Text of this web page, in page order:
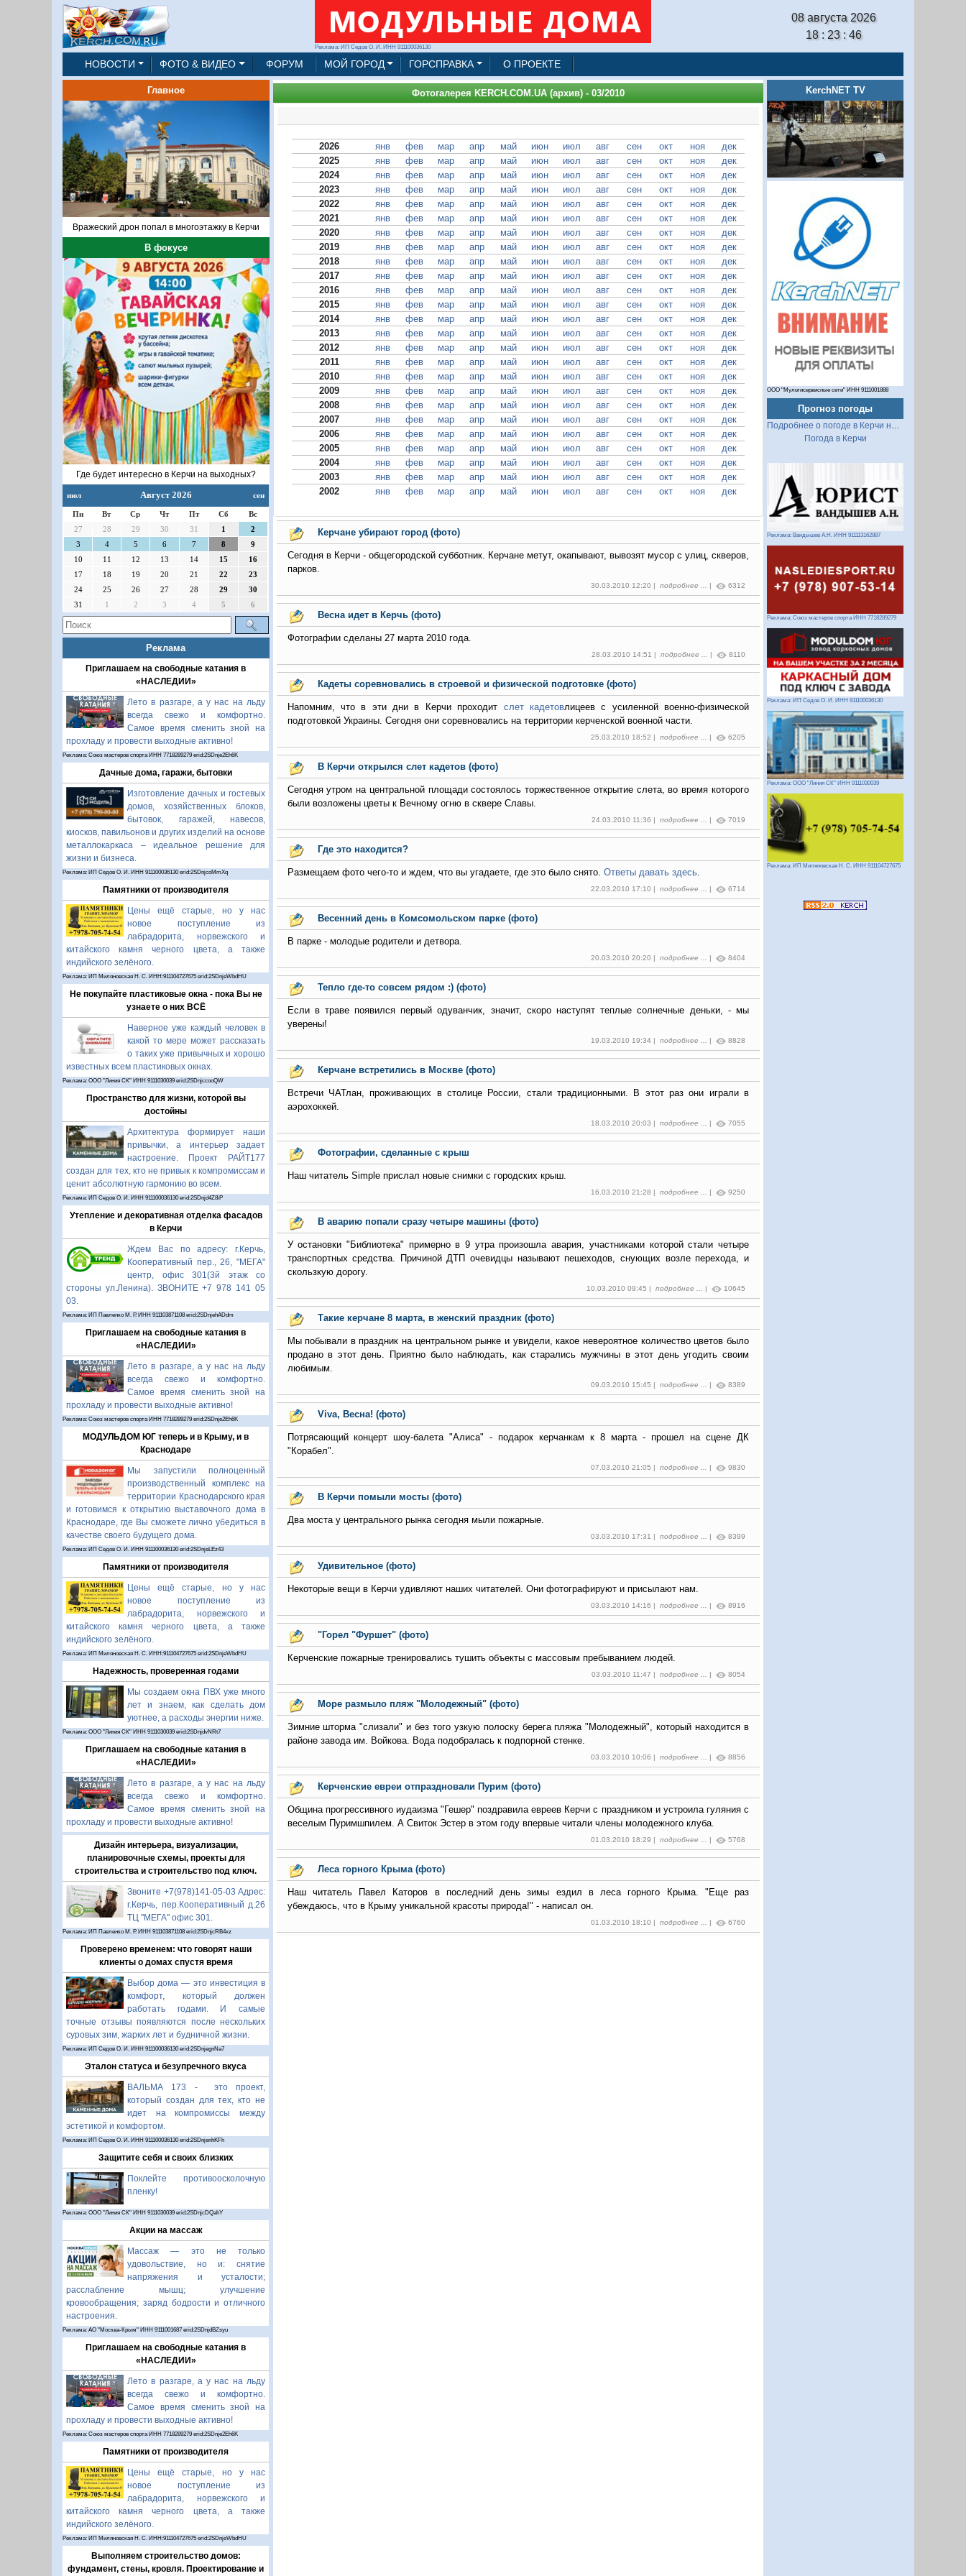
Реклама: ИП Седов О. И. ИНН 911100036130
08 августа 2026
18 : 23 : 47
НОВОСТИ ФОТО & ВИДЕО ФОРУМ МОЙ ГОРОД ГОРСПРАВКА О ПРОЕКТЕ
Главное
Вражеский дрон попал в многоэтажку в Керчи
В фокусе
Где будет интересно в Керчи на выходных?
июл Август 2026 сен
Пн Вт Ср Чт Пт Сб
Вс
27
28 29 30 31 1
2
3
4 5 6 7 8
9
10
11 12 13 14 15
16
17
18 19 20 21 22
23
24
25 26 27 28 29
30
31
1 2 3 4 5 6
Реклама
Приглашаем на свободные катания в
«НАСЛЕДИИ»
Лето в разгаре, а у нас на льду
всегда свежо и комфортно.
Самое время сменить зной на
прохладу и провести выходные активно!
Реклама: Союз мастеров спорта ИНН 7718289279 erid:2SDnje2Eh6K
Дачные дома, гаражи, бытовки
Изготовление дачных и гостевых
домов, хозяйственных блоков,
бытовок, гаражей, навесов,
киосков, павильонов и других изделий на основе
металлокаркаса – идеальное решение для
жизни и бизнеса.
Реклама: ИП Седов О. И. ИНН 911100036130 erid:2SDnjcoMmXq
Памятники от производителя
Цены ещё старые, но у нас
новое поступление из
лабрадорита, норвежского и
китайского камня черного цвета, а также
индийского зелёного.
Реклама: ИП Миляновская Н. С. ИНН:911104727675 erid:2SDnjeWbdHU
Не покупайте пластиковые окна - пока Вы не
узнаете о них ВСЁ
Наверное уже каждый человек в
какой то мере может рассказать
о таких уже привычных и хорошо
известных всем пластиковых окнах.
Реклама: ООО "Линия СК" ИНН 9111030039 erid:2SDnjccooQW
Пространство для жизни, которой вы
достойны
Архитектура формирует наши
привычки, а интерьер задает
настроение. Проект РАЙТ177
создан для тех, кто не привык к компромиссам и
ценит абсолютную гармонию во всем.
Реклама: ИП Седов О. И. ИНН 911100036130 erid:2SDnjd4Z8iP
Утепление и декоративная отделка фасадов
в Керчи
Ждем Вас по адресу: г.Керчь,
Кооперативный пер., 26, "МЕГА"
центр, офис 301(3й этаж со
стороны ул.Ленина). ЗВОНИТЕ +7 978 141 05
03.
Реклама: ИП Павленко М. Р. ИНН 911103871108 erid:2SDnjehADdm
Приглашаем на свободные катания в
«НАСЛЕДИИ»
Лето в разгаре, а у нас на льду
всегда свежо и комфортно.
Самое время сменить зной на
прохладу и провести выходные активно!
Реклама: Союз мастеров спорта ИНН 7718289279 erid:2SDnje2Eh6K
МОДУЛЬДОМ ЮГ теперь и в Крыму, и в
Краснодаре
Мы запустили полноценный
производственный комплекс на
территории Краснодарского края
и готовимся к открытию выставочного дома в
Краснодаре, где Вы сможете лично убедиться в
качестве своего будущего дома.
Реклама: ИП Седов О. И. ИНН 911100036130 erid:2SDnjeLEz43
Памятники от производителя
Цены ещё старые, но у нас
новое поступление из
лабрадорита, норвежского и
китайского камня черного цвета, а также
индийского зелёного.
Реклама: ИП Миляновская Н. С. ИНН:911104727675 erid:2SDnjeWbdHU
Надежность, проверенная годами
Мы создаем окна ПВХ уже много
лет и знаем, как сделать дом
уютнее, а расходы энергии ниже.
Реклама: ООО "Линия СК" ИНН 9111030039 erid:2SDnjdvNRt7
Приглашаем на свободные катания в
«НАСЛЕДИИ»
Лето в разгаре, а у нас на льду
всегда свежо и комфортно.
Самое время сменить зной на
прохладу и провести выходные активно!
Дизайн интерьера, визуализации,
планировочные схемы, проекты для
строительства и строительство под ключ.
Звоните +7(978)141-05-03 Адрес:
г.Керчь, пер.Кооперативный д.26
ТЦ "МЕГА" офис 301.
Реклама: ИП Павленко М. Р. ИНН 911103871108 erid:2SDnjcRB4xz
Проверено временем: что говорят наши
клиенты о домах спустя время
Выбор дома — это инвестиция в
комфорт, который должен
работать годами. И самые
точные отзывы появляются после нескольких
суровых зим, жарких лет и будничной жизни.
Реклама: ИП Седов О. И. ИНН 911100036130 erid:2SDnjegnNa7
Эталон статуса и безупречного вкуса
ВАЛЬМА 173 - это проект,
который создан для тех, кто не
идет на компромиссы между
эстетикой и комфортом.
Реклама: ИП Седов О. И. ИНН 911100036130 erid:2SDnjenhKFh
Защитите себя и своих близких
Поклейте противоосколочную
пленку!
Реклама: ООО "Линия СК" ИНН 9111030039 erid:2SDnjcDQahY
Акции на массаж
Массаж — это не только
удовольствие, но и: снятие
напряжения и усталости;
расслабление мышц; улучшение
кровообращения; заряд бодрости и отличного
настроения.
Реклама: АО "Москва-Крым" ИНН 9111001687 erid:2SDnjdBZsyu
Приглашаем на свободные катания в
«НАСЛЕДИИ»
Лето в разгаре, а у нас на льду
всегда свежо и комфортно.
Самое время сменить зной на
прохладу и провести выходные активно!
Реклама: Союз мастеров спорта ИНН 7718289279 erid:2SDnje2Eh6K
Памятники от производителя
Цены ещё старые, но у нас
новое поступление из
лабрадорита, норвежского и
китайского камня черного цвета, а также
индийского зелёного.
Реклама: ИП Миляновская Н. С. ИНН:911104727675 erid:2SDnjeWbdHU
Выполняем строительство домов:
фундамент, стены, кровля. Проектирование и
Фотогалерея KERCH.COM.UA (архив) - 03/2010
2026 янв фев мар апр май июн июл авг сен окт ноя
дек
2025
янв фев мар апр май июн июл авг сен окт ноя
дек
2024
янв фев мар апр май июн июл авг сен окт ноя
дек
2023
янв фев мар апр май июн июл авг сен окт ноя
дек
2022
янв фев мар апр май июн июл авг сен окт ноя
дек
2021
янв фев мар апр май июн июл авг сен окт ноя
дек
2020
янв фев мар апр май июн июл авг сен окт ноя
дек
2019
янв фев мар апр май июн июл авг сен окт ноя
дек
2018
янв фев мар апр май июн июл авг сен окт ноя
дек
2017
янв фев мар апр май июн июл авг сен окт ноя
дек
2016
янв фев мар апр май июн июл авг сен окт ноя
дек
2015
янв фев мар апр май июн июл авг сен окт ноя
дек
2014
янв фев мар апр май июн июл авг сен окт ноя
дек
2013
янв фев мар апр май июн июл авг сен окт ноя
дек
2012
янв фев мар апр май июн июл авг сен окт ноя
дек
2011
янв фев мар апр май июн июл авг сен окт ноя
дек
2010
янв фев мар апр май июн июл авг сен окт ноя
дек
2009
янв фев мар апр май июн июл авг сен окт ноя
дек
2008
янв фев мар апр май июн июл авг сен окт ноя
дек
2007
янв фев мар апр май июн июл авг сен окт ноя
дек
2006
янв фев мар апр май июн июл авг сен окт ноя
дек
2005
янв фев мар апр май июн июл авг сен окт ноя
дек
2004
янв фев мар апр май июн июл авг сен окт ноя
дек
2003
янв фев мар апр май июн июл авг сен окт ноя
дек
2002
янв фев мар апр май июн июл авг сен окт ноя дек
Керчане убирают город (фото)
Сегодня в Керчи - общегородской субботник. Керчане метут, окапывают, вывозят мусор с улиц, скверов,
парков.
30.03.2010 12:20 | подробнее ... | 6312
Весна идет в Керчь (фото)
Фотографии сделаны 27 марта 2010 года.
28.03.2010 14:51 | подробнее ... | 8110
Кадеты соревновались в строевой и физической подготовке (фото)
Напомним, что в эти дни в Керчи проходит слет кадетовлицеев с усиленной военно-физической
подготовкой Украины. Сегодня они соревновались на территории керченской военной части.
25.03.2010 18:52 | подробнее ... | 6205
В Керчи открылся слет кадетов (фото)
Сегодня утром на центральной площади состоялось торжественное открытие слета, во время которого
были возложены цветы к Вечному огню в сквере Славы.
24.03.2010 11:36 | подробнее ... | 7019
Где это находится?
Размещаем фото чего-то и ждем, что вы угадаете, где это было снято. Ответы давать здесь.
22.03.2010 17:10 | подробнее ... | 6714
Весенний день в Комсомольском парке (фото)
В парке - молодые родители и детвора.
20.03.2010 20:20 | подробнее ... | 8404
Тепло где-то совсем рядом :) (фото)
Если в траве появился первый одуванчик, значит, скоро наступят теплые солнечные деньки, - мы
уверены!
19.03.2010 19:34 | подробнее ... | 8828
Керчане встретились в Москве (фото)
Встречи ЧАТлан, проживающих в столице России, стали традиционными. В этот раз они играли в
аэрохоккей.
18.03.2010 20:03 | подробнее ... | 7055
Фотографии, сделанные с крыш
Наш читатель Simple прислал новые снимки с городских крыш.
16.03.2010 21:28 | подробнее ... | 9250
В аварию попали сразу четыре машины (фото)
У остановки "Библиотека" примерно в 9 утра произошла авария, участниками которой стали четыре
транспортных средства. Причиной ДТП очевидцы называют пешеходов, снующих возле перехода, и
скользкую дорогу.
10.03.2010 09:45 | подробнее ... | 10645
Такие керчане 8 марта, в женский праздник (фото)
Мы побывали в праздник на центральном рынке и увидели, какое невероятное количество цветов было
продано в этот день. Приятно было наблюдать, как старались мужчины в этот день угодить своим
любимым.
09.03.2010 15:45 | подробнее ... | 8389
Viva, Весна! (фото)
Потрясающий концерт шоу-балета "Алиса" - подарок керчанкам к 8 марта - прошел на сцене ДК
"Корабел".
07.03.2010 21:05 | подробнее ... | 9830
В Керчи помыли мосты (фото)
Два моста у центрального рынка сегодня мыли пожарные.
03.03.2010 17:31 | подробнее ... | 8399
Удивительное (фото)
Некоторые вещи в Керчи удивляют наших читателей. Они фотографируют и присылают нам.
03.03.2010 14:16 | подробнее ... | 8916
"Горел "Фуршет" (фото)
Керченские пожарные тренировались тушить объекты с массовым пребыванием людей.
03.03.2010 11:47 | подробнее ... | 8054
Море размыло пляж "Молодежный" (фото)
Зимние шторма "слизали" и без того узкую полоску берега пляжа "Молодежный", который находится в
районе завода им. Войкова. Вода подобралась к подпорной стенке.
03.03.2010 10:06 | подробнее ... | 8856
Керченские евреи отпраздновали Пурим (фото)
Община прогрессивного иудаизма "Гешер" поздравила евреев Керчи с праздником и устроила гуляния с
веселым Пуримшпилем. А Свиток Эстер в этом году впервые читали члены молодежного клуба.
01.03.2010 18:29 | подробнее ... | 5768
Леса горного Крыма (фото)
Наш читатель Павел Каторов в последний день зимы ездил в леса горного Крыма. "Еще раз
убеждаюсь, что в Крыму уникальной красоты природа!" - написал он.
01.03.2010 18:10 | подробнее ... | 6760
KerchNET TV
ООО "Мультисервисные сети" ИНН 9111001888
Прогноз погоды
Подробнее о погоде в Керчи на 2 недели
Погода в Керчи
Реклама: Вандышев А.Н. ИНН 911113162887
Реклама: Союз мастеров спорта ИНН 7718289279
Реклама: ИП Седов О. И. ИНН 911100036130
Реклама: ООО "Линия СК" ИНН 9111030039
Реклама: ИП Миляновская Н. С. ИНН 911104727675